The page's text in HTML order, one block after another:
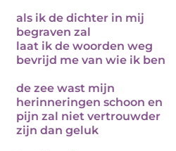
als ik de dichter in mij
begraven zal
laat ik de woorden weg
bevrijd me van wie ik ben
de zee wast mijn
herinneringen schoon en
pijn zal niet vertrouwder
zijn dan geluk